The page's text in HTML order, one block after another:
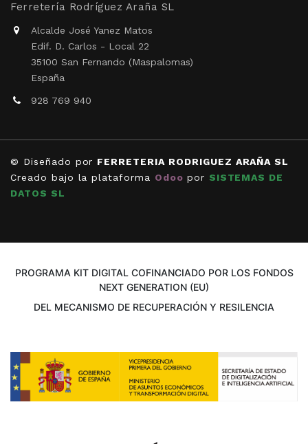
Ferretería Rodríguez Araña SL
Alcalde José Yanez Matos
Edif. D. Carlos - Local 22
35100 San Fernando (Maspalomas)
España
928 769 940
© Diseñado por FERRETERIA RODRIGUEZ ARAÑA SL
Creado bajo la plataforma Odoo por SISTEMAS DE
DATOS SL
PROGRAMA KIT DIGITAL COFINANCIADO POR LOS FONDOS
NEXT GENERATION (EU)
DEL MECANISMO DE RECUPERACIÓN Y RESILENCIA